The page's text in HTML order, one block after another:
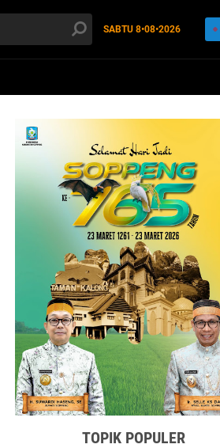
SABTU 8•08•2026
TOPIK POPULER